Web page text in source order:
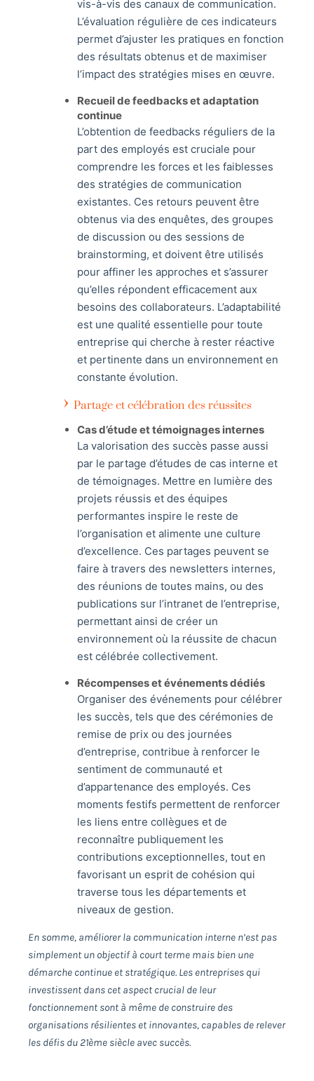
vis-à-vis des canaux de communication.
L’évaluation régulière de ces indicateurs
permet d’ajuster les pratiques en fonction
des résultats obtenus et de maximiser
l’impact des stratégies mises en œuvre.
Recueil de feedbacks et adaptation
continue
L’obtention de feedbacks réguliers de la
part des employés est cruciale pour
comprendre les forces et les faiblesses
des stratégies de communication
existantes. Ces retours peuvent être
obtenus via des enquêtes, des groupes
de discussion ou des sessions de
brainstorming, et doivent être utilisés
pour affiner les approches et s’assurer
qu’elles répondent efficacement aux
besoins des collaborateurs. L’adaptabilité
est une qualité essentielle pour toute
entreprise qui cherche à rester réactive
et pertinente dans un environnement en
constante évolution.
Partage et célébration des réussites
Cas d’étude et témoignages internes
La valorisation des succès passe aussi
par le partage d’études de cas interne et
de témoignages. Mettre en lumière des
projets réussis et des équipes
performantes inspire le reste de
l’organisation et alimente une culture
d’excellence. Ces partages peuvent se
faire à travers des newsletters internes,
des réunions de toutes mains, ou des
publications sur l’intranet de l’entreprise,
permettant ainsi de créer un
environnement où la réussite de chacun
est célébrée collectivement.
Récompenses et événements dédiés
Organiser des événements pour célébrer
les succès, tels que des cérémonies de
remise de prix ou des journées
d’entreprise, contribue à renforcer le
sentiment de communauté et
d’appartenance des employés. Ces
moments festifs permettent de renforcer
les liens entre collègues et de
reconnaître publiquement les
contributions exceptionnelles, tout en
favorisant un esprit de cohésion qui
traverse tous les départements et
niveaux de gestion.
En somme, améliorer la communication interne n’est pas
simplement un objectif à court terme mais bien une
démarche continue et stratégique. Les entreprises qui
investissent dans cet aspect crucial de leur
fonctionnement sont à même de construire des
organisations résilientes et innovantes, capables de relever
les défis du 21ème siècle avec succès.